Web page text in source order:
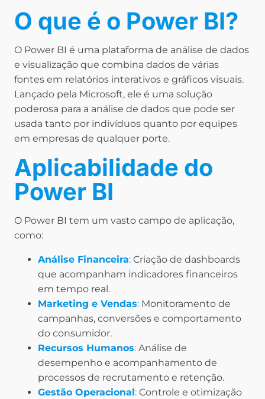
O que é o Power BI?
O Power BI é uma plataforma de análise de dados
e visualização que combina dados de várias
fontes em relatórios interativos e gráficos visuais.
Lançado pela Microsoft, ele é uma solução
poderosa para a análise de dados que pode ser
usada tanto por indivíduos quanto por equipes
em empresas de qualquer porte.
Aplicabilidade do
Power BI
O Power BI tem um vasto campo de aplicação,
como:
Análise Financeira: Criação de dashboards
que acompanham indicadores financeiros
em tempo real.
Marketing e Vendas: Monitoramento de
campanhas, conversões e comportamento
do consumidor.
Recursos Humanos: Análise de
desempenho e acompanhamento de
processos de recrutamento e retenção.
Gestão Operacional: Controle e otimização